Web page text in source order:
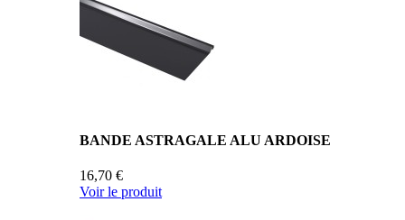
BANDE ASTRAGALE ALU ARDOISE
16,70 €
Voir le produit